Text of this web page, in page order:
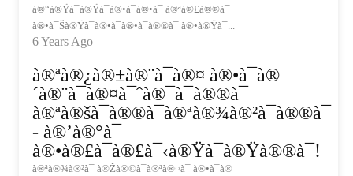
à®“à®Ÿà¯à®Ÿà¯à®•à¯à®•à¯ à®ªà®£à®®à¯
à®•à¯Šà®Ÿà¯à®•à¯à®•à¯à®®à¯ à®•à®Ÿà¯...
6 Years Ago
à®ªà®¿à®±à®¨à¯à®¤ à®•à¯à®
´à®¨à¯à®¤à¯ˆà®¯à¯à®®à¯
à®ªà®šà¯à®®à¯à®ªà®¾à®²à¯à®®à¯
- à®’à®°à¯
à®•à®£à¯à®£à¯‹à®Ÿà¯à®Ÿà®®à¯!
à®ªà®¾à®²à¯ à®Žà®©à¯à®ªà®¤à¯ à®•à¯à®